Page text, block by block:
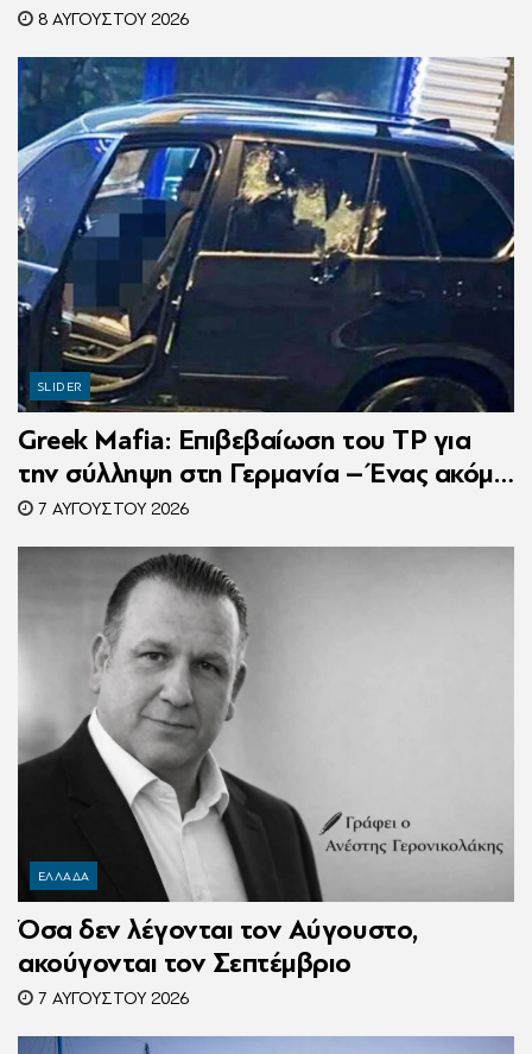
τροχαίο
8 ΑΥΓΟΎΣΤΟΥ 2026
SLIDER
Greek Mafia: Επιβεβαίωση τoυ ΤP για
την σύλληψη στη Γερμανία – Ένας ακόμη
κατηγορούμενος για τον θάνατο του
Ζαμπούνη
7 ΑΥΓΟΎΣΤΟΥ 2026
ΕΛΛΑΔΑ
Όσα δεν λέγονται τον Αύγουστο,
ακούγονται τον Σεπτέμβριο
7 ΑΥΓΟΎΣΤΟΥ 2026